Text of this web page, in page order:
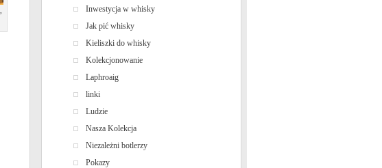
Inwestycja w whisky
Jak pić whisky
Kieliszki do whisky
Kolekcjonowanie
Laphroaig
linki
Ludzie
Nasza Kolekcja
Niezależni botlerzy
Pokazy